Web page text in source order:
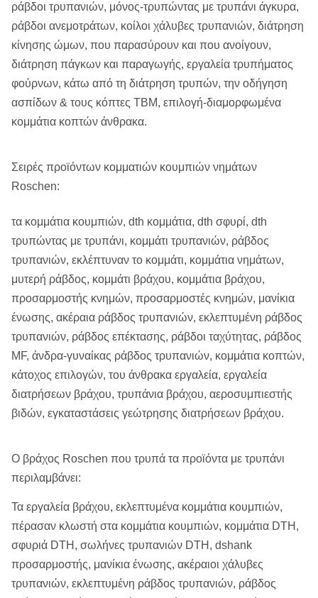
ράβδοι τρυπανιών, μόνος-τρυπώντας με τρυπάνι άγκυρα,
ράβδοι ανεμοτράτων, κοίλοι χάλυβες τρυπανιών, διάτρηση
κίνησης ώμων, που παρασύρουν και που ανοίγουν,
διάτρηση πάγκων και παραγωγής, εργαλεία τρυπήματος
φούρνων, κάτω από τη διάτρηση τρυπών, την οδήγηση
ασπίδων & τους κόπτες TBM, επιλογή-διαμορφωμένα
κομμάτια κοπτών άνθρακα.
Σειρές προϊόντων κομματιών κουμπιών νημάτων
Roschen:
τα κομμάτια κουμπιών, dth κομμάτια, dth σφυρί, dth
τρυπώντας με τρυπάνι, κομμάτι τρυπανιών, ράβδος
τρυπανιών, εκλέπτυναν το κομμάτι, κομμάτια νημάτων,
μυτερή ράβδος, κομμάτι βράχου, κομμάτια βράχου,
προσαρμοστής κνημών, προσαρμοστές κνημών, μανίκια
ένωσης, ακέραια ράβδος τρυπανιών, εκλεπτυμένη ράβδος
τρυπανιών, ράβδος επέκτασης, ράβδοι ταχύτητας, ράβδος
MF, άνδρα-γυναίκας ράβδος τρυπανιών, κομμάτια κοπτών,
κάτοχος επιλογών, του άνθρακα εργαλεία, εργαλεία
διατρήσεων βράχου, τρυπάνια βράχου, αεροσυμπιεστής
βιδών, εγκαταστάσεις γεώτρησης διατρήσεων βράχου.
Ο βράχος Roschen που τρυπά τα προϊόντα με τρυπάνι
περιλαμβάνει:
Τα εργαλεία βράχου, εκλεπτυμένα κομμάτια κουμπιών,
πέρασαν κλωστή στα κομμάτια κουμπιών, κομμάτια DTH,
σφυριά DTH, σωλήνες τρυπανιών DTH, dshank
προσαρμοστής, μανίκια ένωσης, ακέραιοι χάλυβες
τρυπανιών, εκλεπτυμένη ράβδος τρυπανιών, ράβδος